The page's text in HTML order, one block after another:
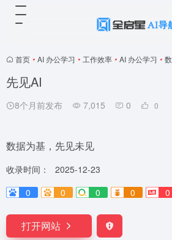
首页 • AI 办公学习 • 工作效率 • AI 办公学习 •
先见AI
8个月前发布 7,015 0 0
数据为基，先见未见
收录时间：
2025-12-23
0
0 0 0 0
打开网站